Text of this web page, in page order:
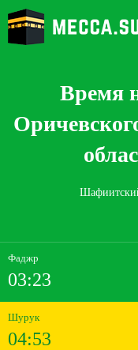
Время
Фаджр
03:23
Шурук
04:53